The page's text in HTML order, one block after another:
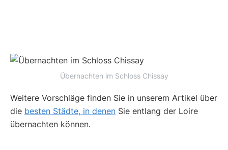
Übernachten im Schloss Chissay
Weitere Vorschläge finden Sie in unserem Artikel über
die besten Städte, in denen Sie entlang der Loire
übernachten können.